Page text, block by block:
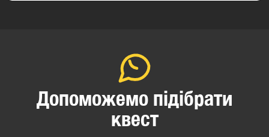
Допоможемо підібрати
квест